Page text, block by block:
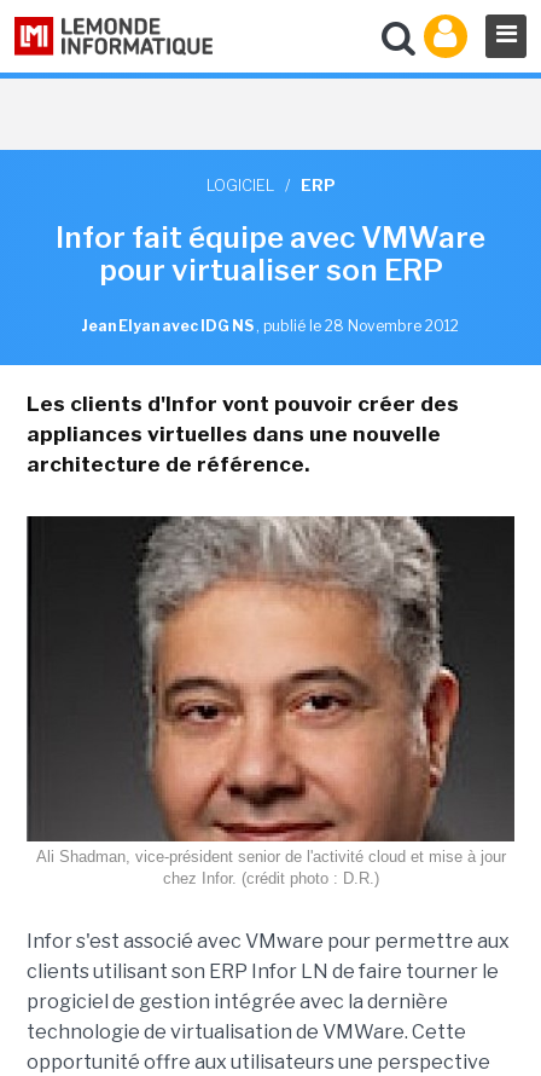
LOGICIEL / ERP
Infor fait équipe avec VMWare
pour virtualiser son ERP
Jean Elyan avec IDG NS , publié le 28 Novembre 2012
Les clients d'Infor vont pouvoir créer des
appliances virtuelles dans une nouvelle
architecture de référence.
Ali Shadman, vice-président senior de l'activité cloud et mise à jour
chez Infor. (crédit photo : D.R.)
Infor s'est associé avec VMware pour permettre aux
clients utilisant son ERP Infor LN de faire tourner le
progiciel de gestion intégrée avec la dernière
technologie de virtualisation de VMWare. Cette
opportunité offre aux utilisateurs une perspective